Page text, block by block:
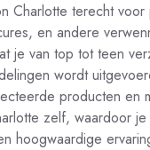
Charlotte terecht
en andere
je van top tot teen
wordt
producten en
zelf, waardoor
hoogwaardige